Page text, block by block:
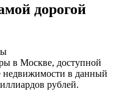
дорогой
в Москве, доступной
недвижимости в данный
рублей.